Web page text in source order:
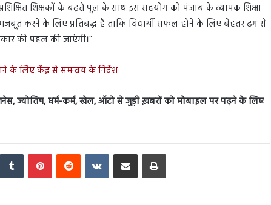
शिक्षकों के बढ़ते पूल के साथ इस सहयोग को पंजाब के व्यापक शिक्षा
करने के लिए प्रतिबद्ध है ताकि विद्यार्थी सफल होने के लिए बेहतर ढंग से
की पहल की जाएंगी।”
के लिए केंद्र से समन्वय के निर्देश
ज्योतिष, धर्म-कर्म, खेल, ऑटो से जुड़ी ख़बरों को मोबाइल पर पढ़ने के लिए
Tumblr PinterestReddit VKontakteShare via Email Print